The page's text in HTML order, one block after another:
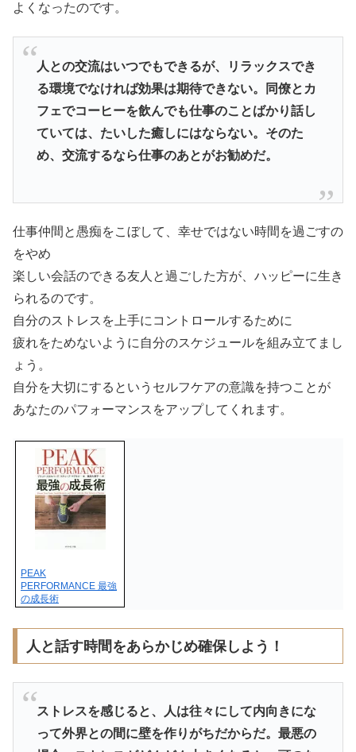
よくなったのです。
人との交流はいつでもできるが、
リラックスでき
る環境でなければ効果は期待できない。
同僚とカ
フェでコーヒーを飲んでも仕事のことばかり話し
ていては、たいした癒しにはならない。そのた
め、 交流するなら仕事のあとがお勧めだ。
仕事仲間と愚痴をこぼして、幸せではない時間を過ごすの
をやめ
楽しい会話のできる友人と過ごした方が、ハッピーに生き
られるのです。
自分のストレスを上手にコントロールするために
疲れをためないように自分のスケジュールを組み立てまし
ょう。
自分を大切にするというセルフケアの意識を持つことが
あなたのパフォーマンスをアップしてくれます。
PEAK
PERFORMANCE 最強
の成長術
人と話す時間をあらかじめ確保しよう！
ストレスを感じると、
人は往々にして内向きにな
って外界との間に壁を作りがちだからだ。最悪の